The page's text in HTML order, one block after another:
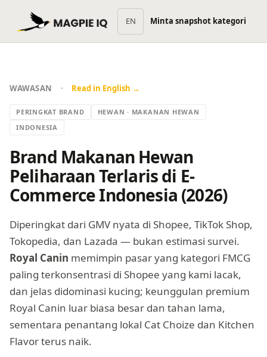
EN Minta snapshot kategori
WAWASAN · Read in English →
PERINGKAT BRAND
HEWAN · MAKANAN HEWAN
INDONESIA
Brand Makanan Hewan
Peliharaan Terlaris di E-
Commerce Indonesia (2026)
Diperingkat dari GMV nyata di Shopee, TikTok Shop,
Tokopedia, dan Lazada — bukan estimasi survei.
Royal Canin memimpin pasar yang kategori FMCG
paling terkonsentrasi di Shopee yang kami lacak,
dan jelas didominasi kucing; keunggulan premium
Royal Canin luar biasa besar dan tahan lama,
sementara penantang lokal Cat Choize dan Kitchen
Flavor terus naik.